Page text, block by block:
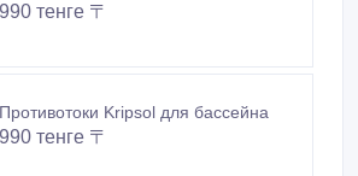
990 тенге 〒
Противотоки Kripsol для бассейна
990 тенге 〒